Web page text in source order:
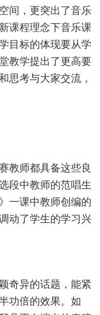
间，更突出了音乐
课程理念下音乐课
目标的体现要从学
教学提出了更高要
思考与大家交流，
教师都具备这些良
段中教师的范唱生
一课中教师创编的
动了学生的学习兴
奇异的话题，能紧
功倍的效果。如